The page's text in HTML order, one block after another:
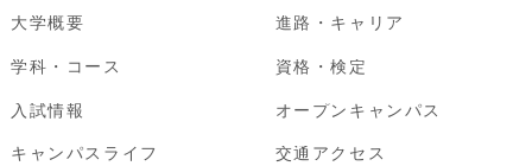
大学概要
学科・コース
入試情報
キャンパスライフ
進路・キャリア
資格・検定
オープンキャンパス
交通アクセス